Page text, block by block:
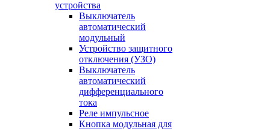
устройства
Выключатель
автоматический
модульный
Устройство защитного
отключения (УЗО)
Выключатель
автоматический
дифференциального
тока
Реле импульсное
Кнопка модульная для